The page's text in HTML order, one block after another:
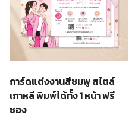
การ์ดแต่งงานสีชมพู สไตล์
เกาหลี พิมพ์ได้ทั้ง 1 หน้า ฟรี
ซอง